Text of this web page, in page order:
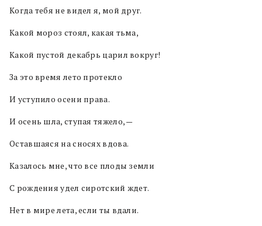
Когда тебя не видел я, мой друг.
Какой мороз стоял, какая тьма,
Какой пустой декабрь царил вокруг!
За это время лето протекло
И уступило осени права.
И осень шла, ступая тяжело, —
Оставшаяся на сносях вдова.
Казалось мне, что все плоды земли
С рождения удел сиротский ждет.
Нет в мире лета, если ты вдали.